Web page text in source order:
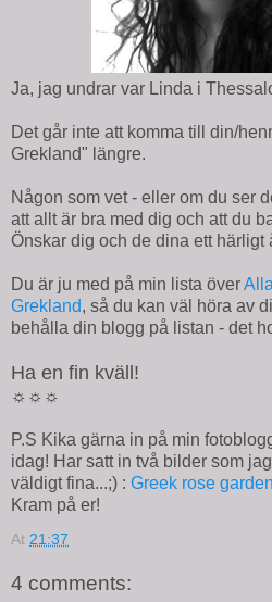
Ja, jag undrar var Linda i
Det går inte att komma till din/
Grekland" längre.
Någon som vet - eller om du ser
att allt är bra med dig och att du
Önskar dig och de dina ett härligt
Du är ju med på min lista över
Grekland, så du kan väl höra av
behålla din blogg på listan - det
Ha en fin kväll!
☼☼☼
P.S Kika gärna in på min
idag! Har satt in två bilder som
väldigt fina...;) : Greek rose garden
Kram på er!
At 21:37
4 comments: